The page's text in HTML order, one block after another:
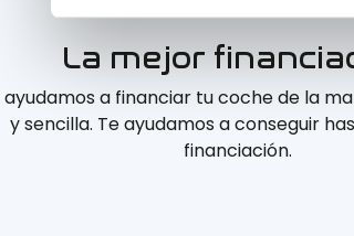
La mejor
ayudamos a financiar tu coche de la
y sencilla. Te ayudamos a conseguir
financiación.